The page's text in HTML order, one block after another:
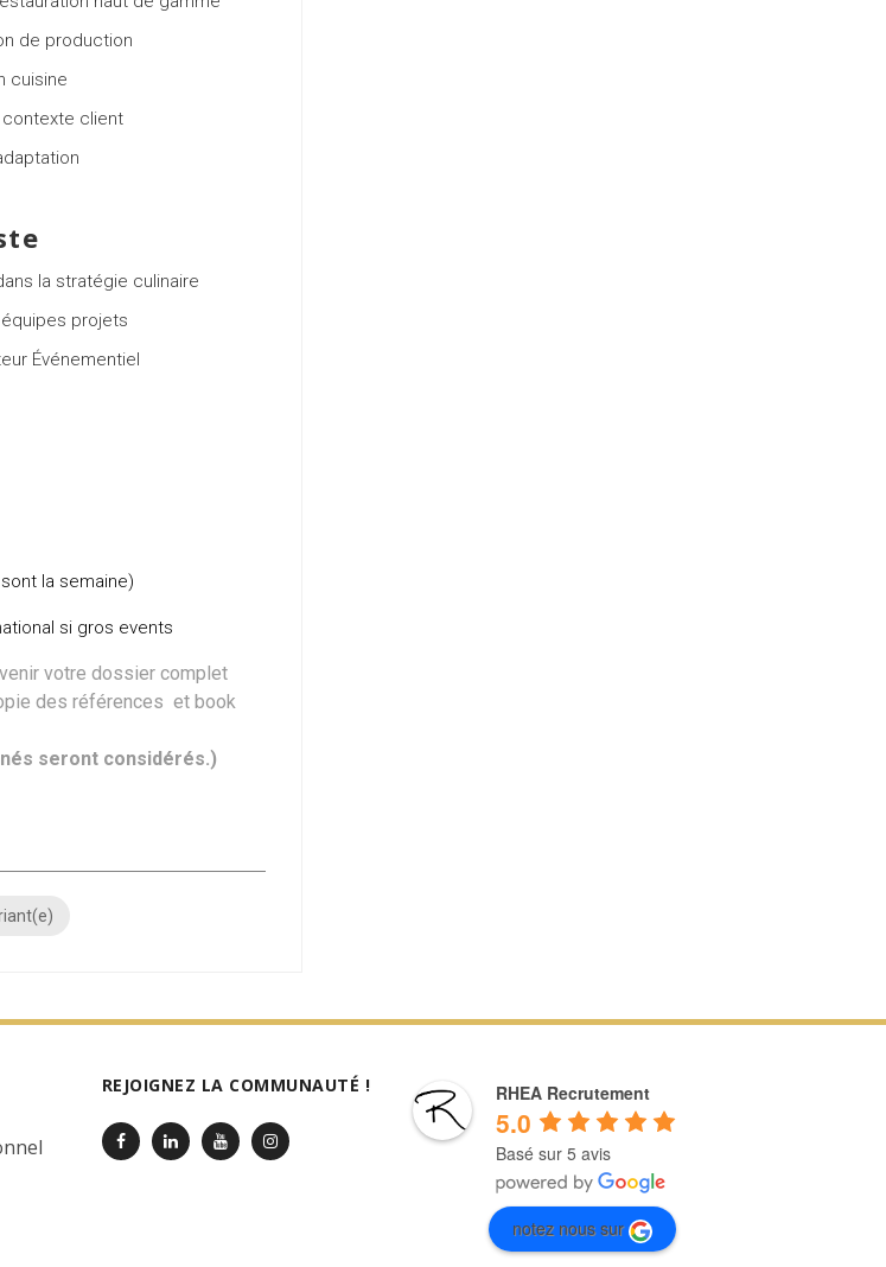
de production
cuisine
client
la stratégie culinaire
projets
Événementiel
la semaine)
si gros events
votre dossier complet
des références et book
seront considérés.)
REJOIGNEZ LA COMMUNAUTÉ ! RHEA Recrutement
5.0
Basé sur 5 avis
notez nous sur